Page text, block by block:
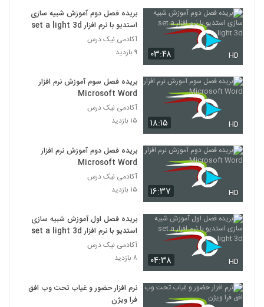
۰۳:۴۸ HD
بریده فصل دوم آموزش شبیه سازی
استدیو با نرم افزار set a light 3d
آکادمی نیک درس
۹ بازدید
۱۸:۱۵ HD
بریده فصل سوم آموزش نرم افزار
Microsoft Word
آکادمی نیک درس
۱۵ بازدید
۱۶:۳۷ HD
بریده فصل دوم آموزش نرم افزار
Microsoft Word
آکادمی نیک درس
۱۵ بازدید
۰۴:۳۸ HD
بریده فصل اول آموزش شبیه سازی
استدیو با نرم افزار set a light 3d
آکادمی نیک درس
۸ بازدید
نرم افزار حضور و غیاب تحت وب افق
فرا ویژن